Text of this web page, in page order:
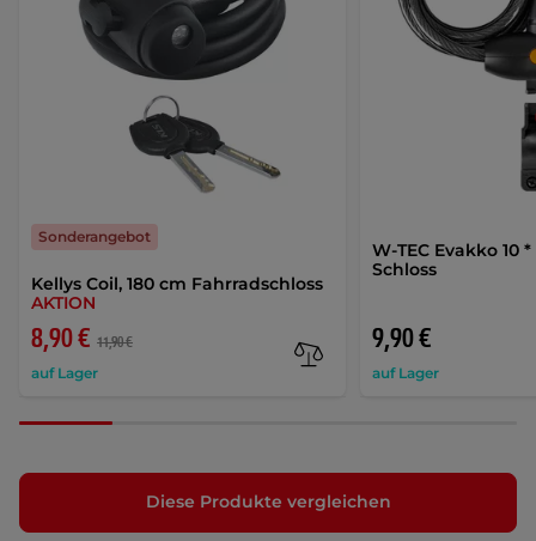
Kellys Coil, 180 cm Fahrradschloss
AKTION
8,90 € 11,90 €
auf Lager
Sonderangebot
W-TEC Evakko 10
Schloss
9,90 €
auf Lager
Diese Produkte vergleichen